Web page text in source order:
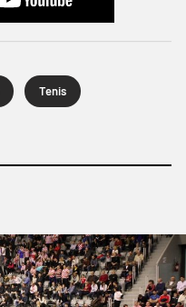
Tenis